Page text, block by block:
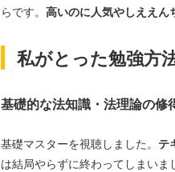
らです。 高いのに人気やしええん
私がとった勉強方
基礎的な法知識・法理論の修
基礎マスターを視聴しました。 テ
は結局やらずに終わってしまい